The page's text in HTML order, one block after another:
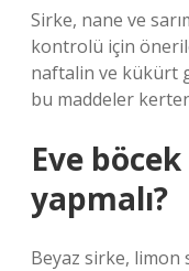
Sirke, nane ve
kontrolü için
naftalin ve kükürt
bu maddeler
Eve
yapmalı?
Beyaz sirke, limon